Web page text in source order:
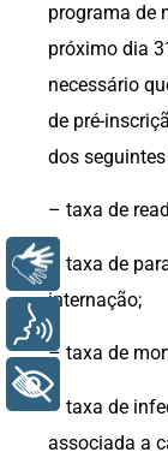
programa de
próximo dia
necessário
de pré-
dos
– taxa de
– taxa de
internação;
– taxa de
– taxa de
associada a
Libras